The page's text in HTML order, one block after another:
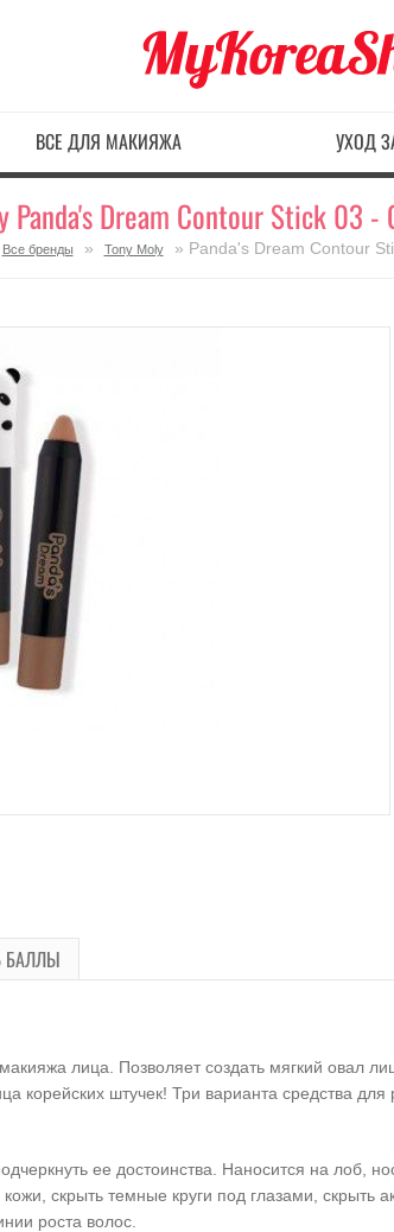
ВСЕ ДЛЯ МАКИЯЖА УХОД
Panda's Dream Contour Stick 03 -
Все бренды » Tony Moly » Panda's Dream Contour
БАЛЛЫ
лица. Позволяет создать мягкий овал
корейских штучек! Три варианта средства
ее достоинства. Наносится на лоб,
скрыть темные круги под глазами, скрыть
роста волос.